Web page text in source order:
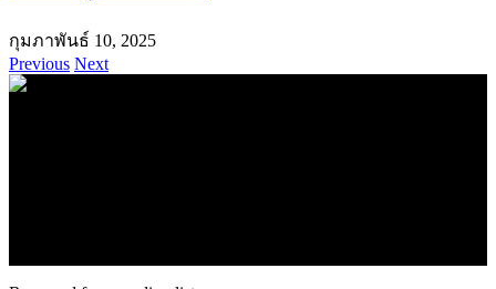
กุมภาพันธ์ 10, 2025
Previous Next